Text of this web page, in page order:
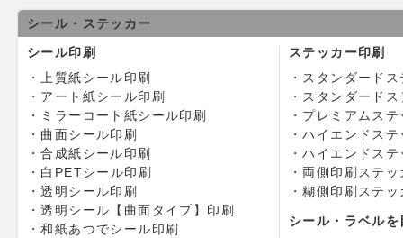
シール・ステッカー
シール印刷
上質紙シール印刷
アート紙シール印刷
ミラーコート紙シール印刷
曲面シール印刷
合成紙シール印刷
白PETシール印刷
透明シール印刷
透明シール【曲面タイプ】印刷
和紙あつでシール印刷
ステッカー印刷
スタンダード
スタンダード
プレミアムステ
ハイエンドステ
ハイエンドス
両側印刷ステッ
糊側印刷ステッ
シール・ラベル